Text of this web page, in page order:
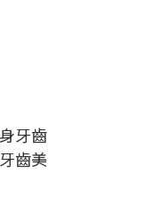
牙齒
齒美